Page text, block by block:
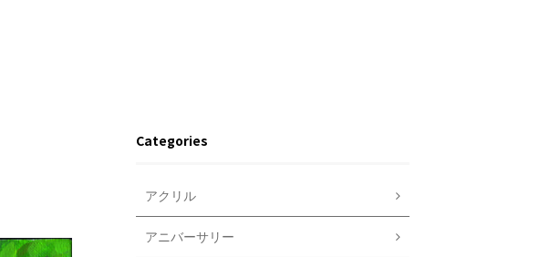
Categories
アクリル
アニバーサリー